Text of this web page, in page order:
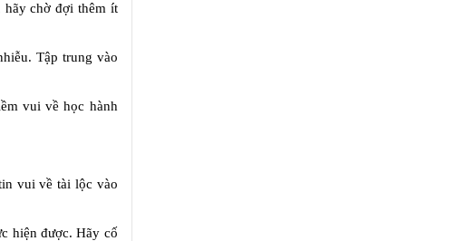
hãy chờ đợi thêm ít
Tập trung vào
vui về học hành
vui về tài lộc vào
hiện được. Hãy cố